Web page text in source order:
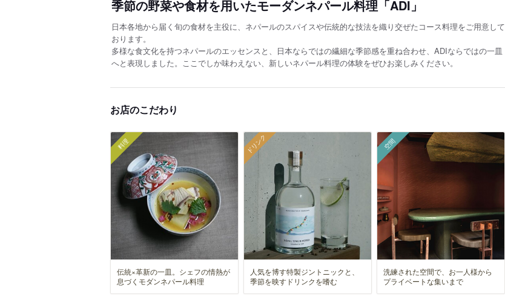
季節の野菜や食材を用いたモーダンネパール料理「ADI」
日本各地から届く旬の食材を主役に、ネパールのスパイスや伝統的な技法を織り交ぜたコース料理をご用意して
おります。
多様な食文化を持つネパールのエッセンスと、日本ならではの繊細な季節感を重ね合わせ、ADIならではの一皿
へと表現しました。ここでしか味わえない、新しいネパール料理の体験をぜひお楽しみください。
お店のこだわり
料理
伝統×革新の一皿。シェフの情熱が
息づくモダンネパール料理
ドリンク
人気を博す特製ジントニックと、
季節を映すドリンクを嗜む
空間
洗練された空間で、お一人様から
プライベートな集いまで